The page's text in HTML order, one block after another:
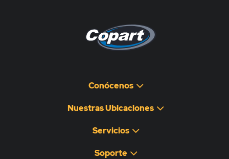
Conócenos
Nuestras Ubicaciones
Servicios
Soporte